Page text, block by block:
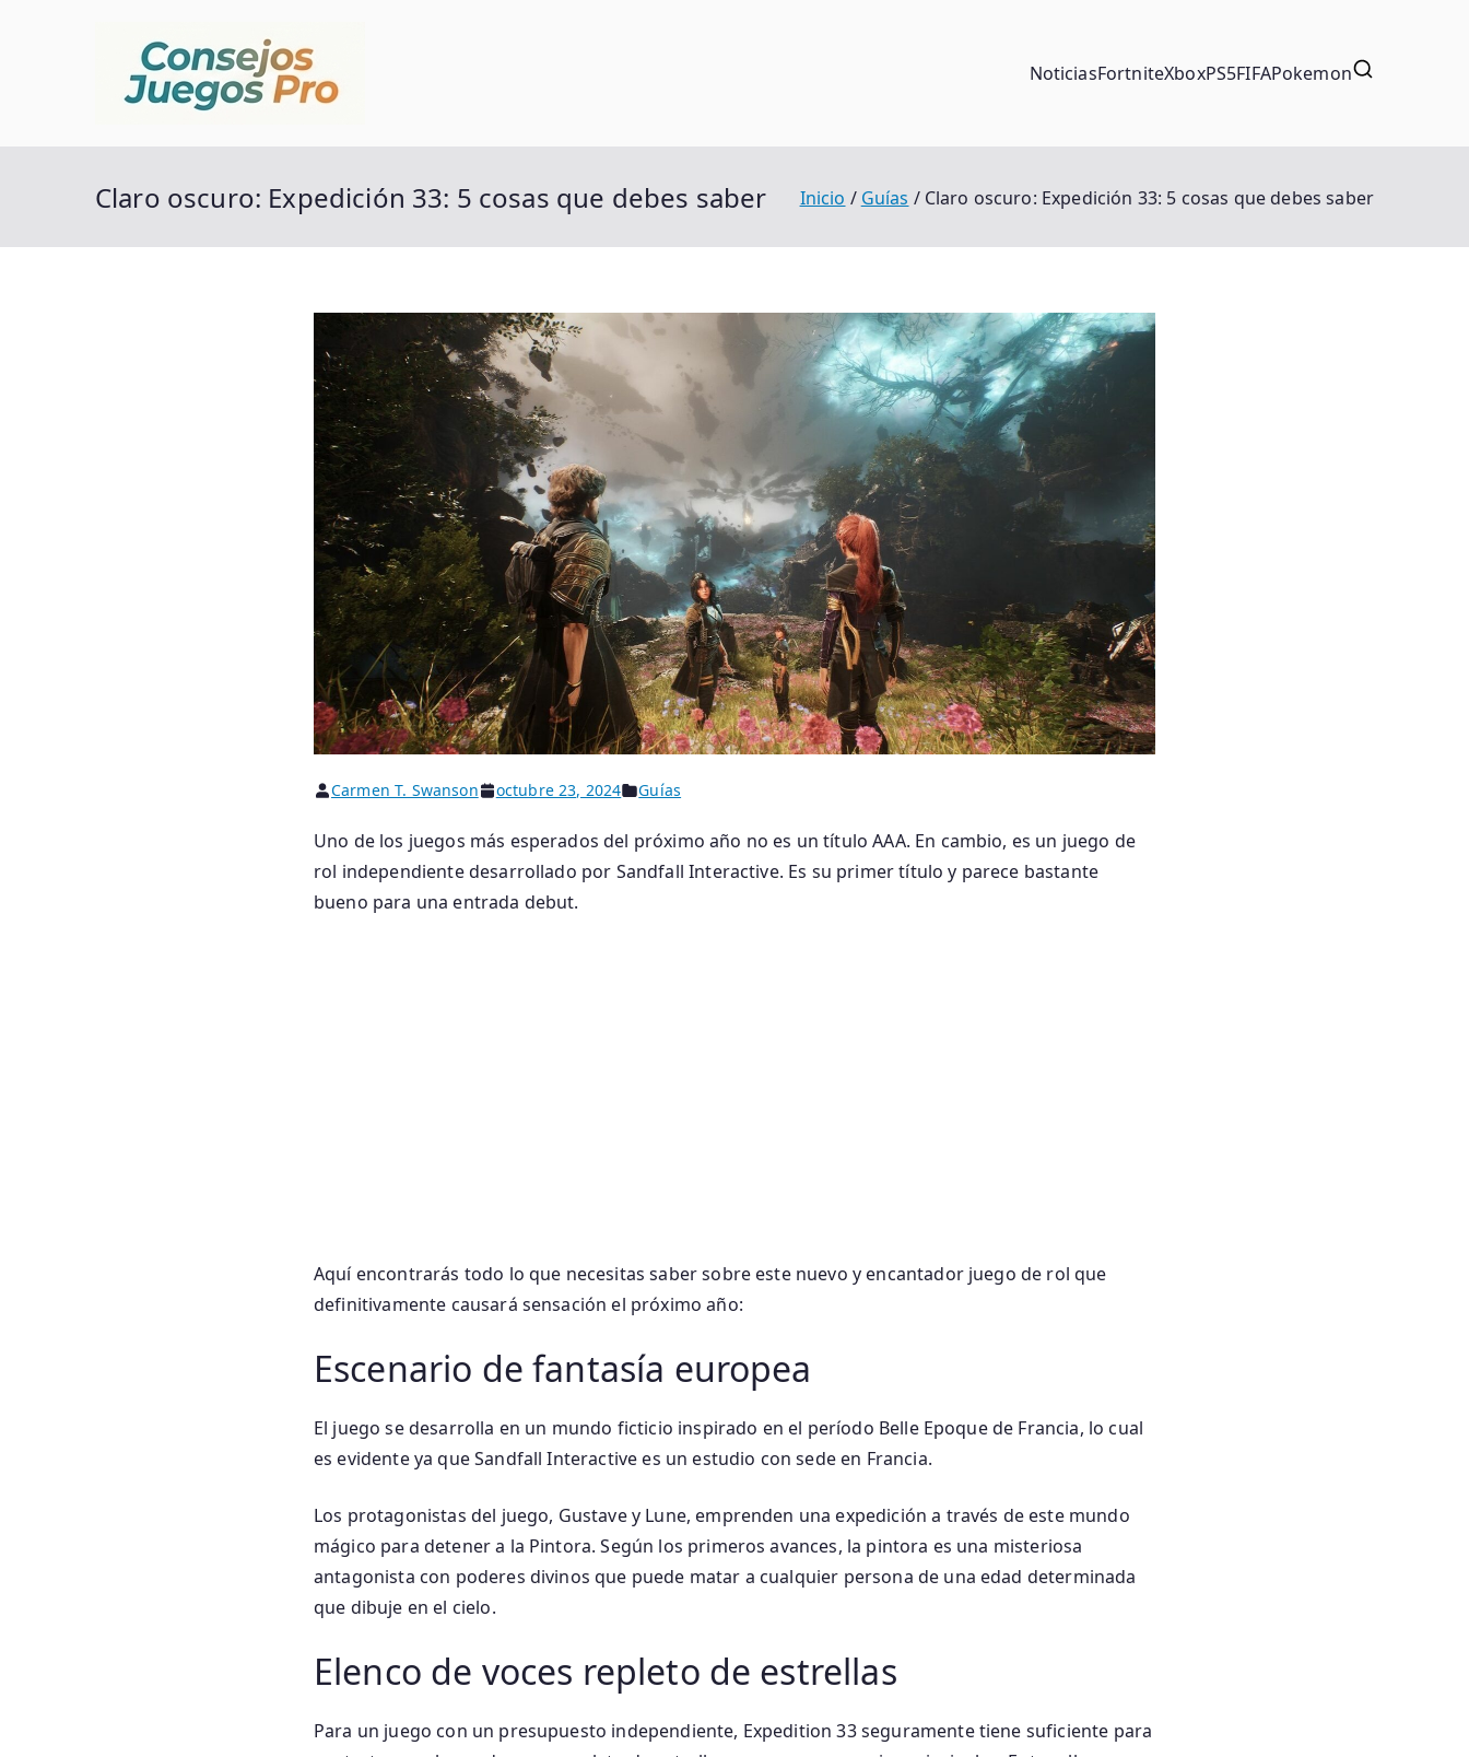
NoticiasFortniteXboxPS5FIFAPokemon
Claro oscuro: Expedición 33: 5 cosas que debes saber Inicio Guías Claro oscuro: Expedición 33: 5 cosas que debes saber
Carmen T. Swanson octubre 23, 2024 Guías
Uno de los juegos más esperados del próximo año no es un título AAA. En cambio, es un juego de
rol independiente desarrollado por Sandfall Interactive. Es su primer título y parece bastante
bueno para una entrada debut.
Aquí encontrarás todo lo que necesitas saber sobre este nuevo y encantador juego de rol que
definitivamente causará sensación el próximo año:
Escenario de fantasía europea
El juego se desarrolla en un mundo ficticio inspirado en el período Belle Epoque de Francia, lo cual
es evidente ya que Sandfall Interactive es un estudio con sede en Francia.
Los protagonistas del juego, Gustave y Lune, emprenden una expedición a través de este mundo
mágico para detener a la Pintora. Según los primeros avances, la pintora es una misteriosa
antagonista con poderes divinos que puede matar a cualquier persona de una edad determinada
que dibuje en el cielo.
Elenco de voces repleto de estrellas
Para un juego con un presupuesto independiente, Expedition 33 seguramente tiene suficiente para